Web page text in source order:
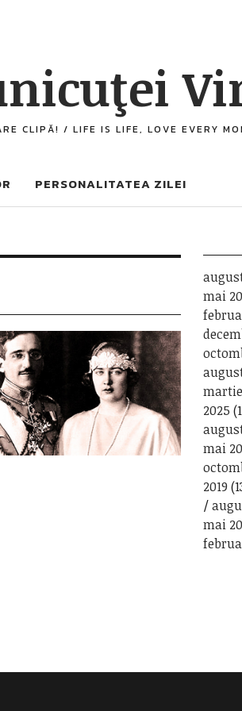
CLIPĂ! / LIFE IS LIFE, LOVE EVERY
PERSONALITATEA ZILEI
mai
2025
mai
2019
mai